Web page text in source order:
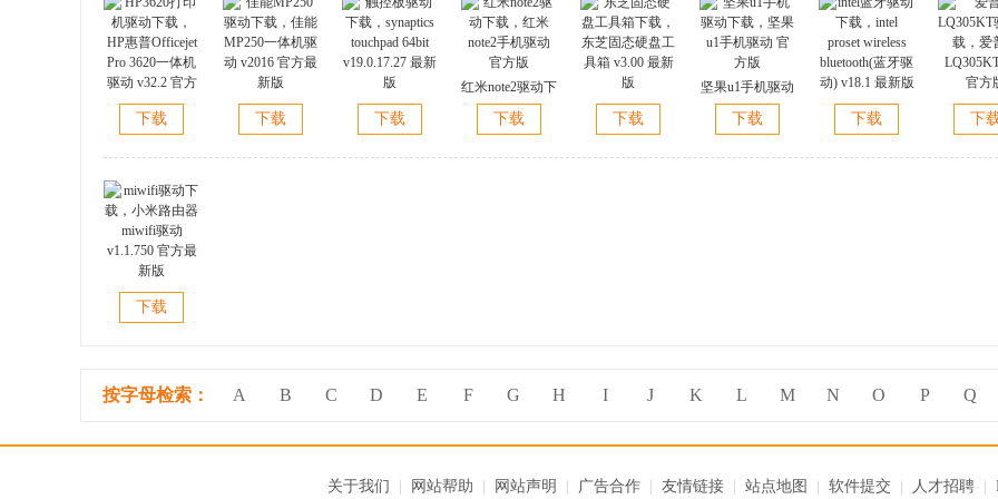
HP3620打印机
3620一体机驱动
v32.2 官方版
下载
佳能MP250驱动
下载，佳能
下载
触控板驱动下
载，synaptics
下载
红米note2驱动下
载，红米note2手
机驱动 官方版
下载
东芝固态硬盘工
具箱下载，东芝
下载
坚果u1手机驱动
下载，坚果u1手
机驱动 官方版
下载
intel蓝牙驱动下
载，intel proset
下载
爱普生
驱动下
下
miwifi驱动下
载，小米路由器
下载
按字母检索： A B C D E F G H I J K L M N O P Q
关于我们 网站帮助 网站声明 广告合作 友情链接 站点地图 软件提交 人才招聘